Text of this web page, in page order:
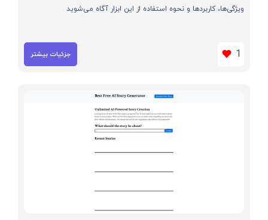
ویژگی‌ها، کاربردها و نحوه استفاده از این ابزار آگاه می‌شوید
1 جزئیات بیشتر